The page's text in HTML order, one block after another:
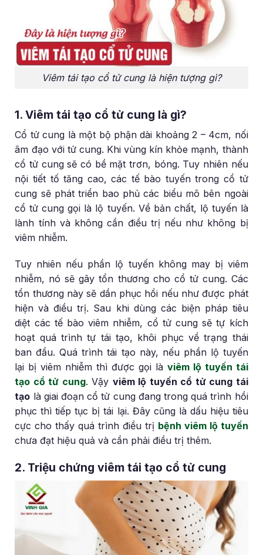
Viêm tái tạo cổ tử cung là hiện tượng gì?
1. Viêm tái tạo cổ tử cung là gì?
Cổ tử cung là một bộ phận dài khoảng 2 – 4cm, nối
âm đạo với tử cung. Khi vùng kín khỏe mạnh, thành
cổ tử cung sẽ có bề mặt trơn, bóng. Tuy nhiên nếu
nội tiết tố tăng cao, các tế bào tuyến trong cổ tử
cung sẽ phát triển bao phủ các biểu mô bên ngoài
cổ tử cung gọi là lộ tuyến. Về bản chất, lộ tuyến là
lành tính và không cần điều trị nếu như không bị
viêm nhiễm.
Tuy nhiên nếu phần lộ tuyến không may bị viêm
nhiễm, nó sẽ gây tổn thương cho cổ tử cung. Các
tổn thương này sẽ dần phục hồi nếu như được phát
hiện và điều trị. Sau khi dùng các biện pháp tiêu
diệt các tế bào viêm nhiễm, cổ tử cung sẽ tự kích
hoạt quá trình tự tái tạo, khôi phục về trạng thái
ban đầu. Quá trình tái tạo này, nếu phần lộ tuyến
lại bị viêm nhiễm thì được gọi là viêm lộ tuyến tái
tạo cổ tử cung. Vậy viêm lộ tuyến cổ tử cung tái
tạo là giai đoạn cổ tử cung đang trong quá trình hồi
phục thì tiếp tục bị tái lại. Đây cũng là dấu hiệu tiêu
cực cho thấy quá trình điều trị bệnh viêm lộ tuyến
chưa đạt hiệu quả và cần phải điều trị thêm.
2. Triệu chứng viêm tái tạo cổ tử cung